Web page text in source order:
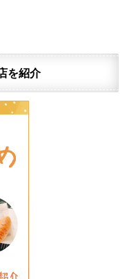
を紹介